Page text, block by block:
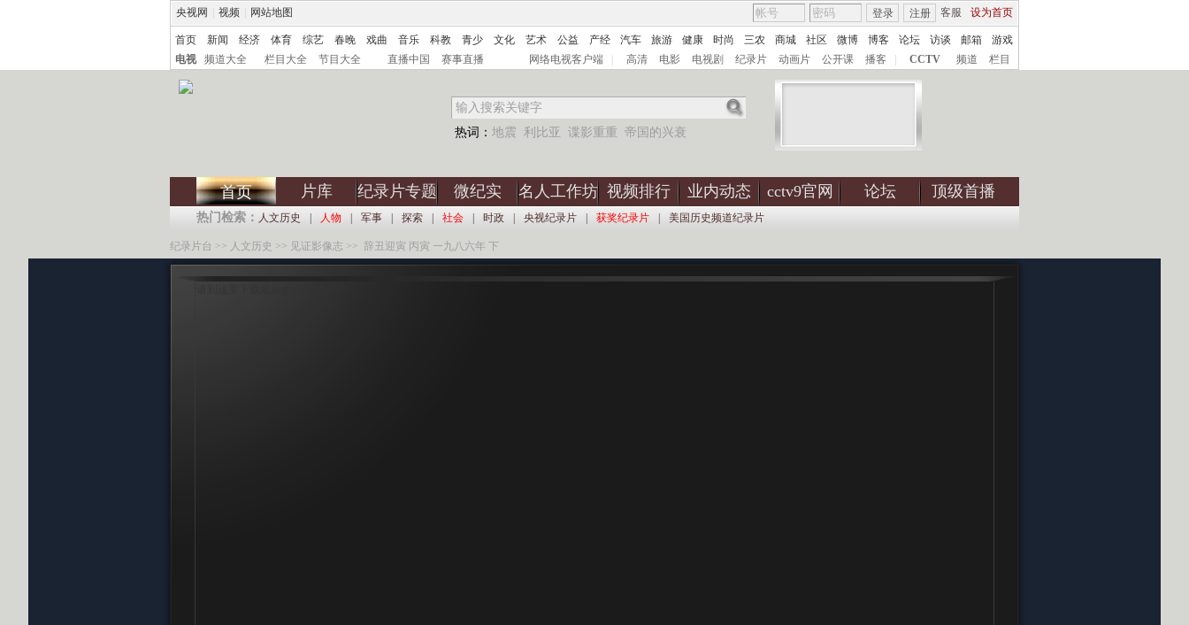
央视网 视频 网站地图 客服 设为首页
登录 注册
首页 新闻 经济 体育 综艺 春晚 戏曲 音乐 科教 青少 文化 艺术 公益 产经 汽车 旅游 健康 时尚 三农 商城 社区 微博 博客 论坛 访谈 邮箱
游戏
电视
频道大全 栏目大全 节目大全 直播中国 赛事直播 网络电视客户端 高清 电影 电视剧 纪录片 动画片 公开课 播客 CCTV 频道 栏目
热词： 地震 利比亚 谍影重重 帝国的兴衰
首页 片库 纪录片专题 微纪实 名人工作坊 视频排行 业内动态 cctv9官网 论坛 顶级首播
热门检索： 人文历史 人物 军事 探索 社会 时政 央视纪录片 获奖纪录片 美国历史频道纪录片
纪录片台 >> 人文历史 >> 见证影像志 >> 辞丑迎寅 丙寅 一九八六年 下